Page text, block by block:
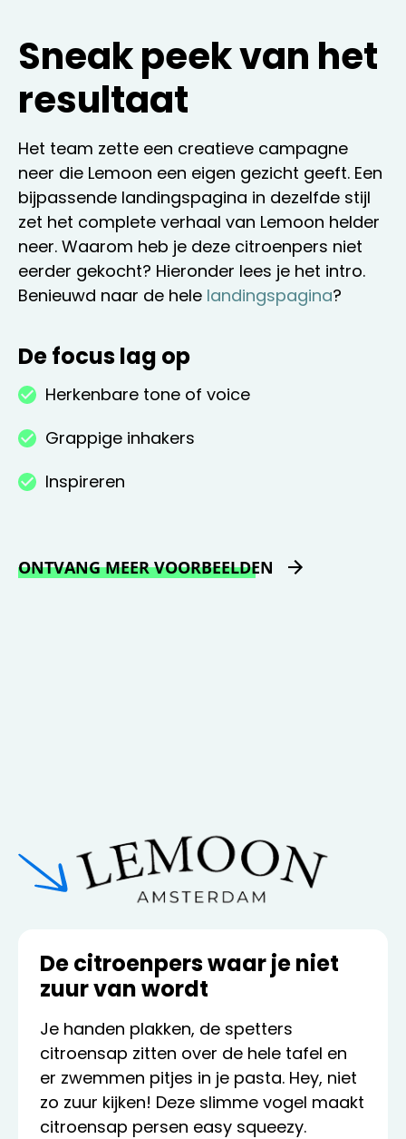
Sneak peek van het
resultaat
Het team zette een creatieve campagne
neer die Lemoon een eigen gezicht geeft. Een
bijpassende landingspagina in dezelfde stijl
zet het complete verhaal van Lemoon helder
neer. Waarom heb je deze citroenpers niet
eerder gekocht? Hieronder lees je het intro.
Benieuwd naar de hele landingspagina?
De focus lag op
Herkenbare tone of voice
Grappige inhakers
Inspireren
ONTVANG MEER VOORBEELDEN
De citroenpers waar je niet
zuur van wordt
Je handen plakken, de spetters
citroensap zitten over de hele tafel en
er zwemmen pitjes in je pasta. Hey, niet
zo zuur kijken! Deze slimme vogel maakt
citroensap persen easy squeezy.